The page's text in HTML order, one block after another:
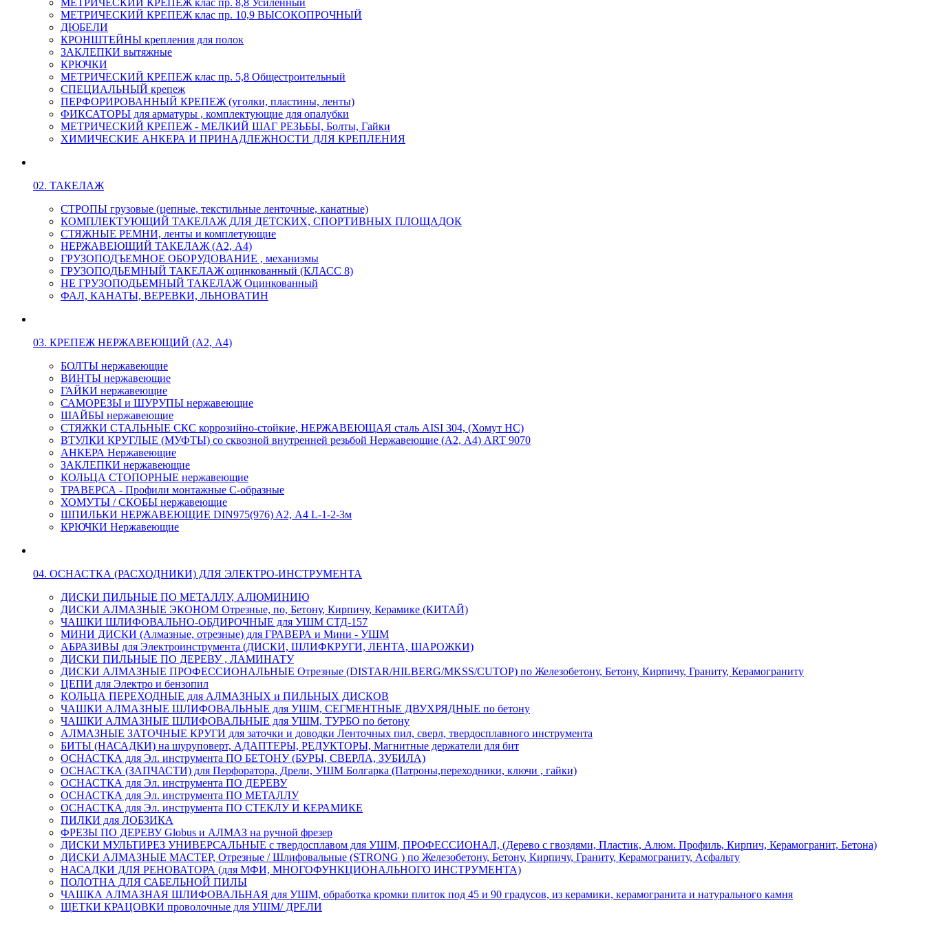
МЕТРИЧЕСКИЙ КРЕПЕЖ клас пр. 8,8 Усиленный
МЕТРИЧЕСКИЙ КРЕПЕЖ клас пр. 10,9 ВЫСОКОПРОЧНЫЙ
ДЮБЕЛИ
КРОНШТЕЙНЫ крепления для полок
ЗАКЛЕПКИ вытяжные
КРЮЧКИ
МЕТРИЧЕСКИЙ КРЕПЕЖ клас пр. 5,8 Общестроительный
СПЕЦИАЛЬНЫЙ крепеж
ПЕРФОРИРОВАННЫЙ КРЕПЕЖ (уголки, пластины, ленты)
ФИКСАТОРЫ для арматуры , комплектующие для опалубки
МЕТРИЧЕСКИЙ КРЕПЕЖ - МЕЛКИЙ ШАГ РЕЗЬБЫ, Болты, Гайки
ХИМИЧЕСКИЕ АНКЕРА И ПРИНАДЛЕЖНОСТИ ДЛЯ КРЕПЛЕНИЯ
02. ТАКЕЛАЖ
СТРОПЫ грузовые (цепные, текстильные ленточные, канатные)
КОМПЛЕКТУЮЩИЙ ТАКЕЛАЖ ДЛЯ ДЕТСКИХ, СПОРТИВНЫХ ПЛОЩАДОК
СТЯЖНЫЕ РЕМНИ, ленты и комплетующие
НЕРЖАВЕЮЩИЙ ТАКЕЛАЖ (А2, А4)
ГРУЗОПОДЪЕМНОЕ ОБОРУДОВАНИЕ , механизмы
ГРУЗОПОДЬЕМНЫЙ ТАКЕЛАЖ оцинкованный (КЛАСС 8)
НЕ ГРУЗОПОДЬЕМНЫЙ ТАКЕЛАЖ Оцинкованный
ФАЛ, КАНАТЫ, ВЕРЕВКИ, ЛЬНОВАТИН
03. КРЕПЕЖ НЕРЖАВЕЮЩИЙ (А2, А4)
БОЛТЫ нержавеющие
ВИНТЫ нержавеющие
ГАЙКИ нержавеющие
САМОРЕЗЫ и ШУРУПЫ нержавеющие
ШАЙБЫ нержавеющие
СТЯЖКИ СТАЛЬНЫЕ СКС коррозийно-стойкие, НЕРЖАВЕЮЩАЯ сталь AISI 304, (Хомут НС)
ВТУЛКИ КРУГЛЫЕ (МУФТЫ) со сквозной внутренней резьбой Нержавеющие (А2, А4) ART 9070
АНКЕРА Нержавеющие
ЗАКЛЕПКИ нержавеющие
КОЛЬЦА СТОПОРНЫЕ нержавеющие
ТРАВЕРСА - Профили монтажные С-образные
ХОМУТЫ / СКОБЫ нержавеющие
ШПИЛЬКИ НЕРЖАВЕЮЩИЕ DIN975(976) A2, А4 L-1-2-3м
КРЮЧКИ Нержавеющие
04. ОСНАСТКА (РАСХОДНИКИ) ДЛЯ ЭЛЕКТРО-ИНСТРУМЕНТА
ДИСКИ ПИЛЬНЫЕ ПО МЕТАЛЛУ, АЛЮМИНИЮ
ДИСКИ АЛМАЗНЫЕ ЭКОНОМ Отрезные, по, Бетону, Кирпичу, Керамике (КИТАЙ)
ЧАШКИ ШЛИФОВАЛЬНО-ОБДИРОЧНЫЕ для УШМ СТД-157
МИНИ ДИСКИ (Алмазные, отрезные) для ГРАВЕРА и Мини - УШМ
АБРАЗИВЫ для Электроинструмента (ДИСКИ, ШЛИФКРУГИ, ЛЕНТА, ШАРОЖКИ)
ДИСКИ ПИЛЬНЫЕ ПО ДЕРЕВУ , ЛАМИНАТУ
ДИСКИ АЛМАЗНЫЕ ПРОФЕССИОНАЛЬНЫЕ Отрезные (DISTAR/HILBERG/MKSS/CUTOP) по Железобетону, Бетону, Кирпичу, Граниту, Керамограниту
ЦЕПИ для Электро и бензопил
КОЛЬЦА ПЕРЕХОДНЫЕ для АЛМАЗНЫХ и ПИЛЬНЫХ ДИСКОВ
ЧАШКИ АЛМАЗНЫЕ ШЛИФОВАЛЬНЫЕ для УШМ, СЕГМЕНТНЫЕ ДВУХРЯДНЫЕ по бетону
ЧАШКИ АЛМАЗНЫЕ ШЛИФОВАЛЬНЫЕ для УШМ, ТУРБО по бетону
АЛМАЗНЫЕ ЗАТОЧНЫЕ КРУГИ для заточки и доводки Ленточных пил, сверл, твердосплавного инструмента
БИТЫ (НАСАДКИ) на шуруповерт, АДАПТЕРЫ, РЕДУКТОРЫ, Магнитные держатели для бит
ОСНАСТКА для Эл. инструмента ПО БЕТОНУ (БУРЫ, СВЕРЛА, ЗУБИЛА)
ОСНАСТКА (ЗАПЧАСТИ) для Перфоратора, Дрели, УШМ Болгарка (Патроны,переходники, ключи , гайки)
ОСНАСТКА для Эл. инструмента ПО ДЕРЕВУ
ОСНАСТКА для Эл. инструмента ПО МЕТАЛЛУ
ОСНАСТКА для Эл. инструмента ПО СТЕКЛУ И КЕРАМИКЕ
ПИЛКИ для ЛОБЗИКА
ФРЕЗЫ ПО ДЕРЕВУ Globus и АЛМАЗ на ручной фрезер
ДИСКИ МУЛЬТИРЕЗ УНИВЕРСАЛЬНЫЕ с твердосплавом для УШМ, ПРОФЕССИОНАЛ, (Дерево с гвоздями, Пластик, Алюм. Профиль, Кирпич, Керамогранит, Бетона)
ДИСКИ АЛМАЗНЫЕ МАСТЕР, Отрезные / Шлифовальные (STRONG ) по Железобетону, Бетону, Кирпичу, Граниту, Керамограниту, Асфальту
НАСАДКИ ДЛЯ РЕНОВАТОРА (для МФИ, МНОГОФУНКЦИОНАЛЬНОГО ИНСТРУМЕНТА)
ПОЛОТНА ДЛЯ САБЕЛЬНОЙ ПИЛЫ
ЧАШКА АЛМАЗНАЯ ШЛИФОВАЛЬНАЯ для УШМ, обработка кромки плиток под 45 и 90 градусов, из керамики, керамогранита и натурального камня
ЩЕТКИ КРАЦОВКИ проволочные для УШМ/ ДРЕЛИ